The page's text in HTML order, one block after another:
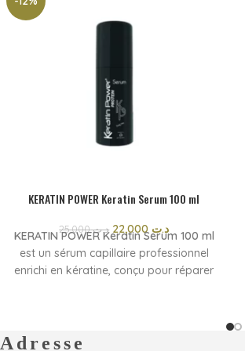
KERATIN POWER Keratin Serum 100 ml
د.ت25,000 د.ت 22,000
KERATIN POWER Keratin Serum 100 ml
est un sérum capillaire professionnel
enrichi en kératine, conçu pour réparer
brillance intense dès la première
Adresse